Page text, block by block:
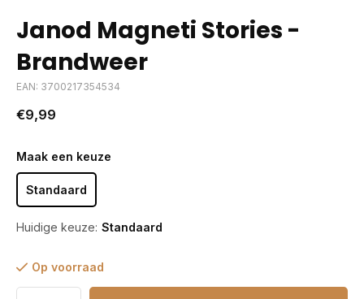
Janod Magneti Stories -
Brandweer
EAN: 3700217354534
€9,99
Maak een keuze
Standaard
Huidige keuze: Standaard
Op voorraad